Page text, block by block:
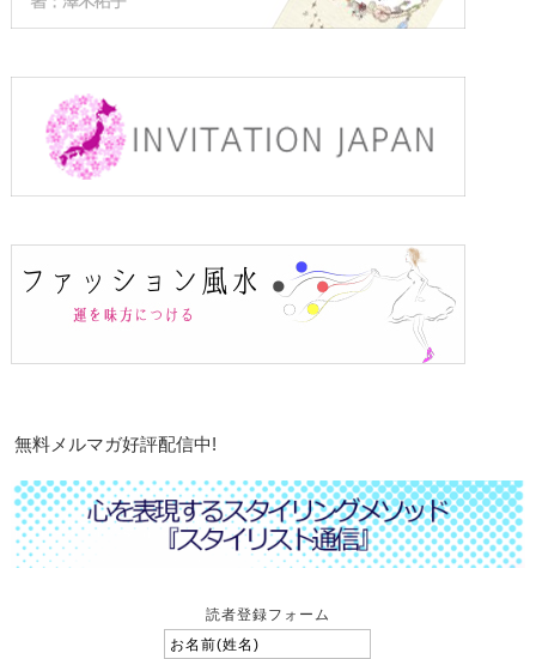
無料メルマガ好評配信中!
読者登録フォーム
お名前(姓名)